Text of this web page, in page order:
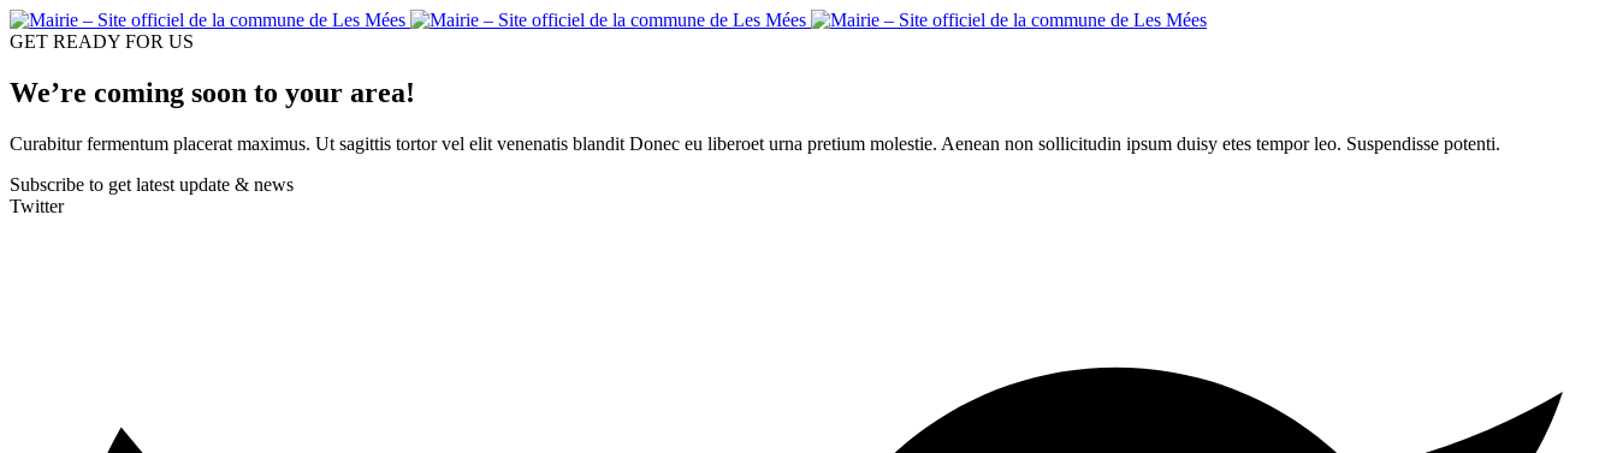
GET READY FOR US
We’re coming soon to your area!
Curabitur fermentum placerat maximus. Ut sagittis tortor vel elit venenatis blandit Donec eu liberoet urna pretium molestie. Aenean non sollicitudin ipsum duisy etes tempor leo. Suspendisse potenti.
Subscribe to get latest update & news
Twitter